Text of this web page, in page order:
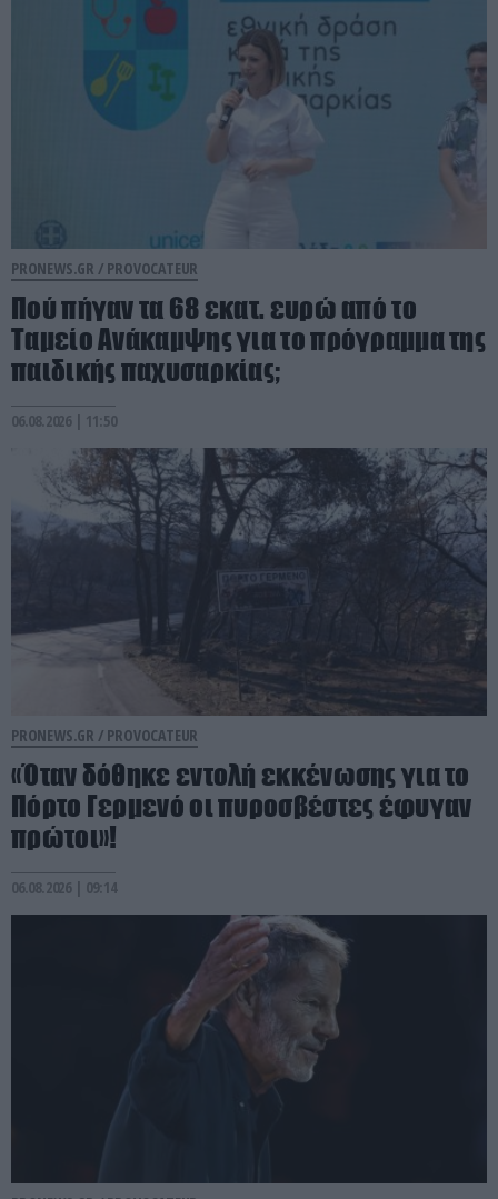
PRONEWS.GR / PROVOCATEUR
Πού πήγαν τα 68 εκατ. ευρώ από το
Ταμείο Ανάκαμψης για το πρόγραμμα της
παιδικής παχυσαρκίας;
06.08.2026 | 11:50
PRONEWS.GR / PROVOCATEUR
«Όταν δόθηκε εντολή εκκένωσης για το
Πόρτο Γερμενό οι πυροσβέστες έφυγαν
πρώτοι»!
06.08.2026 | 09:14